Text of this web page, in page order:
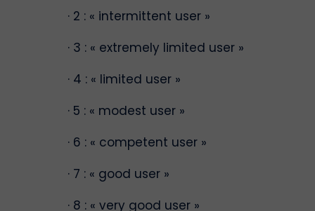
· 2 : « intermittent user »
· 3 : « extremely limited user »
· 4 : « limited user »
· 5 : « modest user »
· 6 : « competent user »
· 7 : « good user »
· 8 : « very good user »